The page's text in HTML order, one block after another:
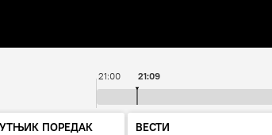
21:00 21:09
ПОРЕДАК
ВЕСТИ